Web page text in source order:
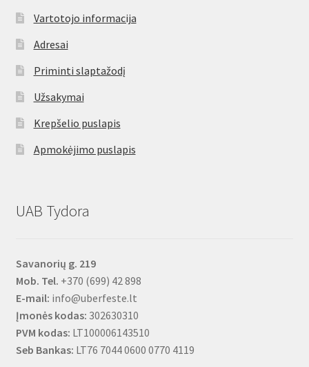
Vartotojo informacija
Adresai
Priminti slaptažodį
Užsakymai
Krepšelio puslapis
Apmokėjimo puslapis
UAB Tydora
Savanorių g. 219
Mob. Tel. +370 (699) 42 898
E-mail: info@uberfeste.lt
Įmonės kodas: 302630310
PVM kodas: LT100006143510
Seb Bankas: LT76 7044 0600 0770 4119